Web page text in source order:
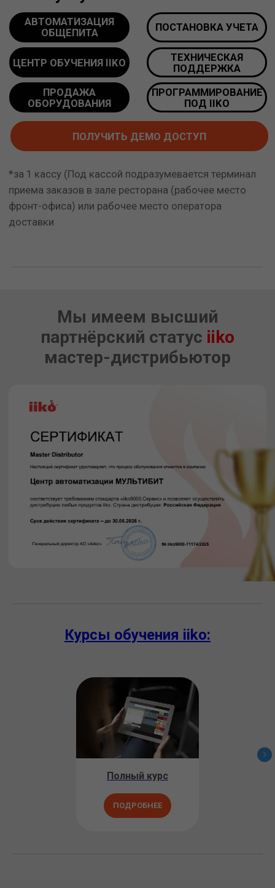
приема заказов в зале ресторана (рабочее место
фронт-офиса) или рабочее место оператора
доставки
Мы имеем высший
партнёрский статус iiko
мастер-дистрибьютор
Курсы обучения iiko:
Полный курс
ПОДРОБНЕЕ